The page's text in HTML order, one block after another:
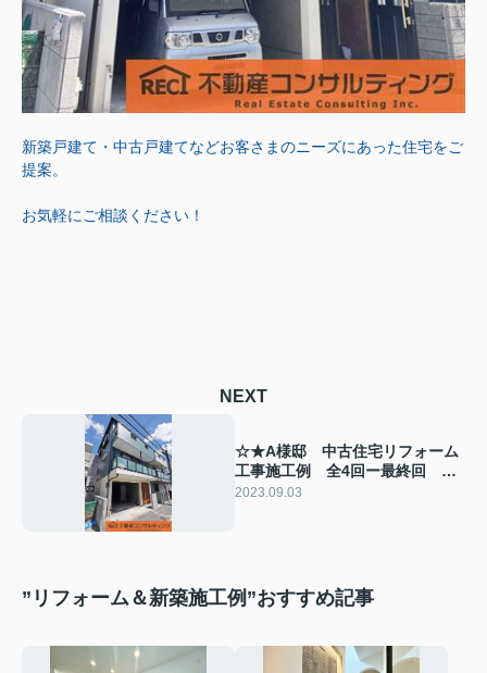
新築戸建て・中古戸建てなどお客さまのニーズにあった住宅をご
提案。
お気軽にご相談ください！
NEXT
☆★A様邸 中古住宅リフォーム
工事施工例 全4回ー最終回 完
成編★☆
2023.09.03
”リフォーム＆新築施工例”おすすめ記事